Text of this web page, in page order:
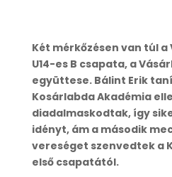
Két mérkőzésen van túl
U14-es B csapata, a
együttese. Bálint Erik
Kosárlabda Akadémia
diadalmaskodtak, így
idényt, ám a második
vereséget szenvedtek a
első csapatától.